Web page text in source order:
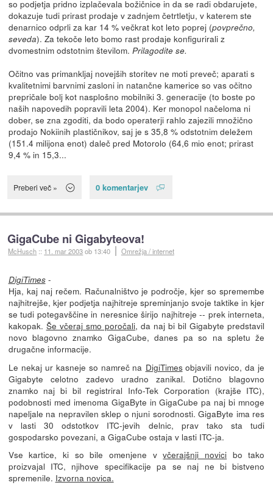
so podjetja pridno izplačevala božičnice in da se radi obdarujete,
dokazuje tudi prirast prodaje v zadnjem četrtletju, v katerem ste
denarnico odprli za kar 14 % večkrat kot leto poprej (povprečno,
seveda). Za tekoče leto bomo rast prodaje konfigurirali z
dvomestnim odstotnim številom. Prilagodite se.
Očitno vas primankljaj novejših storitev ne moti preveč; aparati s
kvalitetnimi barvnimi zasloni in natančne kamerice so vas očitno
prepričale bolj kot nasplošno mobilniki 3. generacije (to boste po
naših napovedih popravili leta 2004). Ker monopol načeloma ni
dober, se zna zgoditi, da bodo operaterji rahlo zajezili množično
prodajo Nokiinih plastičnikov, saj je s 35,8 % odstotnim deležem
(151.4 milijona enot) daleč pred Motorolo (64,6 mio enot; prirast
9,4 % in 15,3...
Preberi več » 0 komentarjev
GigaCube ni Gigabyteova!
McHusch :: 11. mar 2003ob 13:40 Omrežja / internet
DigiTimes-
Hja, kaj naj rečem. Računalništvo je področje, kjer so spremembe
najhitrejše, kjer podjetja najhitreje spreminjanjo svoje taktike in kjer
se tudi potegavščine in neresnice širijo najhitreje -- prek interneta,
kakopak. Še včeraj smo poročali, da naj bi bil Gigabyte predstavil
novo blagovno znamko GigaCube, danes pa so na spletu že
drugačne informacije.
Le nekaj ur kasneje so namreč na DigiTimesobjavili novico, da je
Gigabyte celotno zadevo uradno zanikal. Dotično blagovno
znamko naj bi bil registriral Info-Tek Corporation (krajše ITC),
podobnosti med imenoma GigaByte in GigaCube pa naj bi mnoge
napeljale na nepravilen sklep o njuni sorodnosti. GigaByte ima res
v lasti 30 odstotkov ITC-jevih delnic, prav tako sta tudi
gospodarsko povezani, a GigaCube ostaja v lasti ITC-ja.
Vse kartice, ki so bile omenjene vvčerajšnji novici bo tako
proizvajal ITC, njihove specifikacije pa se naj ne bi bistveno
spremenile. Izvorna novica.